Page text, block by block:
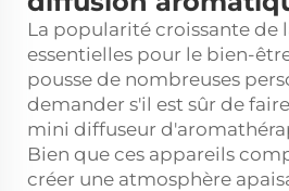
La popularité croissante de
essentielles pour le bien-
pousse de nombreuses
demander s'il est sûr de
mini diffuseur
Bien que ces appareils
créer une atmosphère